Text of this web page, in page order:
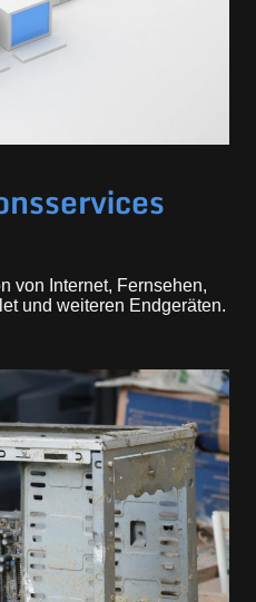
von Internet, Fernsehen,
und weiteren Endgeräten.